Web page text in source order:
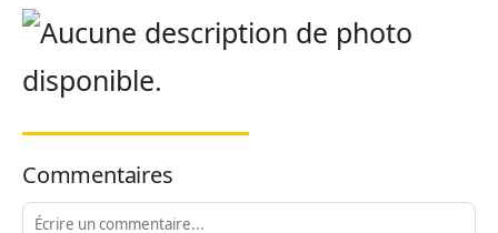
Commentaires